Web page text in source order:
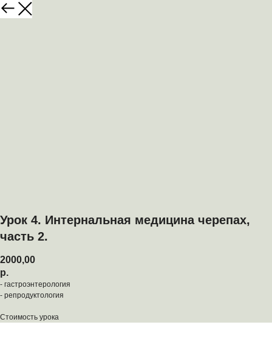
Урок 4. Интернальная медицина черепах,
часть 2.
2000,00
р.
- гастроэнтерология
- репродуктология
Стоимость урока